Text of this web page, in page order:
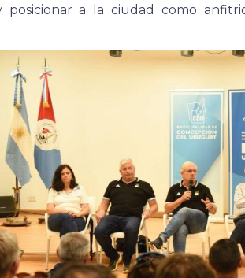
posicionar a la ciudad como